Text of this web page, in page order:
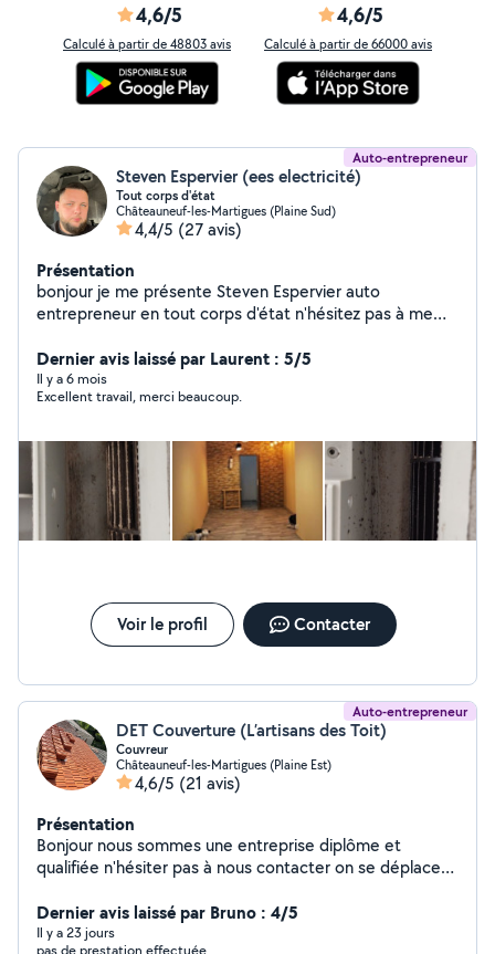
4,6/5
Calculé à partir de 48803 avis
4,6/5
Calculé à partir de 66000 avis
Auto-entrepreneur
Steven Espervier (ees electricité)
Tout corps d'état
Châteauneuf-les-Martigues (Plaine Sud)
4,4/5 (27 avis)
Présentation
bonjour je me présente Steven Espervier auto
entrepreneur en tout corps d'état n'hésitez pas à me
Dernier avis laissé par Laurent : 5/5
Il y a 6 mois
Excellent travail, merci beaucoup.
Voir le profil Contacter
Auto-entrepreneur
DET Couverture (L’artisans des Toit)
Couvreur
Châteauneuf-les-Martigues (Plaine Est)
4,6/5 (21 avis)
Présentation
Bonjour nous sommes une entreprise diplôme et
qualifiée n'hésiter pas à nous contacter on se déplace
Devis GRATUIT Entreprise père & fils
Dernier avis laissé par Bruno : 4/5
Il y a 23 jours
pas de prestation effectuée